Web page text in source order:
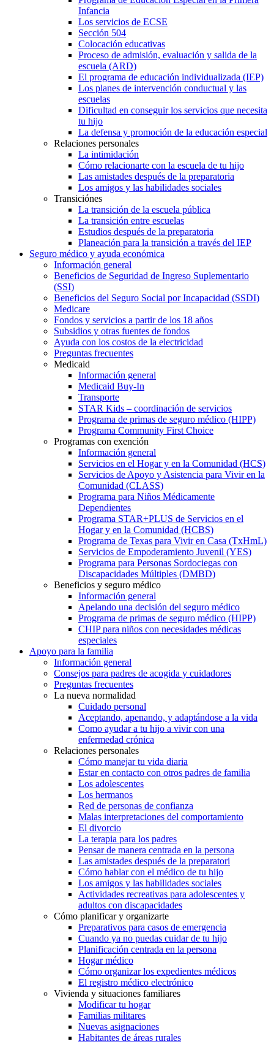
Infancia
Los servicios de ECSE
Sección 504
Colocación educativas
Proceso de admisión, evaluación y salida de la
escuela (ARD)
El programa de educación individualizada (IEP)
Los planes de intervención conductual y las
escuelas
Dificultad en conseguir los servicios que necesita
tu hijo
La defensa y promoción de la educación especial
Relaciones personales
La intimidación
Cómo relacionarte con la escuela de tu hijo
Las amistades después de la preparatoria
Los amigos y las habilidades sociales
Transiciónes
La transición de la escuela pública
La transición entre escuelas
Estudios después de la preparatoria
Planeación para la transición a través del IEP
Seguro médico y ayuda económica
Información general
Beneficios de Seguridad de Ingreso Suplementario
(SSI)
Beneficios del Seguro Social por Incapacidad (SSDI)
Medicare
Fondos y servicios a partir de los 18 años
Subsidios y otras fuentes de fondos
Ayuda con los costos de la electricidad
Preguntas frecuentes
Medicaid
Información general
Medicaid Buy-In
Transporte
STAR Kids – coordinación de servicios
Programa de primas de seguro médico (HIPP)
Programa Community First Choice
Programas con exención
Información general
Servicios en el Hogar y en la Comunidad (HCS)
Servicios de Apoyo y Asistencia para Vivir en la
Comunidad (CLASS)
Programa para Niños Médicamente
Dependientes
Programa STAR+PLUS de Servicios en el
Hogar y en la Comunidad (HCBS)
Programa de Texas para Vivir en Casa (TxHmL)
Servicios de Empoderamiento Juvenil (YES)
Programa para Personas Sordociegas con
Discapacidades Múltiples (DMBD)
Beneficios y seguro médico
Información general
Apelando una decisión del seguro médico
Programa de primas de seguro médico (HIPP)
CHIP para niños con necesidades médicas
especiales
Apoyo para la familia
Información general
Consejos para padres de acogida y cuidadores
Preguntas frecuentes
La nueva normalidad
Cuidado personal
Aceptando, apenando, y adaptándose a la vida
Como ayudar a tu hijo a vivir con una
enfermedad crónica
Relaciones personales
Cómo manejar tu vida diaria
Estar en contacto con otros padres de familia
Los adolescentes
Los hermanos
Red de personas de confianza
Malas interpretaciones del comportamiento
El divorcio
La terapia para los padres
Pensar de manera centrada en la persona
Las amistades después de la preparatori
Cómo hablar con el médico de tu hijo
Los amigos y las habilidades sociales
Actividades recreativas para adolescentes y
adultos con discapacidades
Cómo planificar y organizarte
Preparativos para casos de emergencia
Cuando ya no puedas cuidar de tu hijo
Planificación centrada en la persona
Hogar médico
Cómo organizar los expedientes médicos
El registro médico electrónico
Vivienda y situaciones familiares
Modificar tu hogar
Familias militares
Nuevas asignaciones
Habitantes de áreas rurales